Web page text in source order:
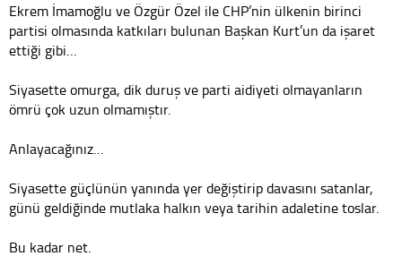
Ekrem İmamoğlu ve Özgür Özel ile CHP’nin ülkenin birinci
partisi olmasında katkıları bulunan Başkan Kurt’un da işaret
ettiği gibi…
Siyasette omurga, dik duruş ve parti aidiyeti olmayanların
ömrü çok uzun olmamıştır.
Anlayacağınız…
Siyasette güçlünün yanında yer değiştirip davasını satanlar,
günü geldiğinde mutlaka halkın veya tarihin adaletine toslar.
Bu kadar net.